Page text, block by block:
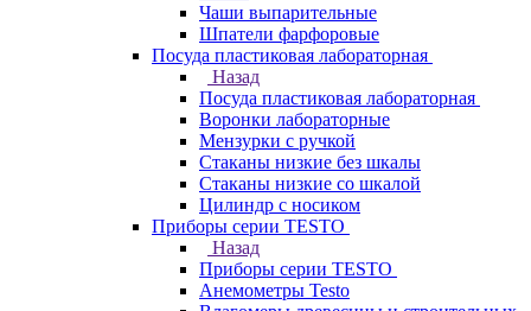
Чаши выпарительные
Шпатели фарфоровые
Посуда пластиковая лабораторная
Назад
Посуда пластиковая лабораторная
Воронки лабораторные
Мензурки с ручкой
Стаканы низкие без шкалы
Стаканы низкие со шкалой
Цилиндр с носиком
Приборы серии TESTO
Назад
Приборы серии TESTO
Анемометры Testo